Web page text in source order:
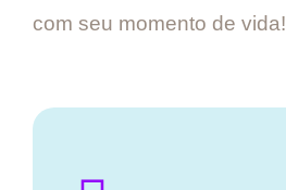
com seu momento de vida!